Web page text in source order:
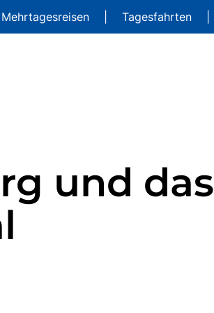
Mehrtagesreisen Tagesfahrten
und das